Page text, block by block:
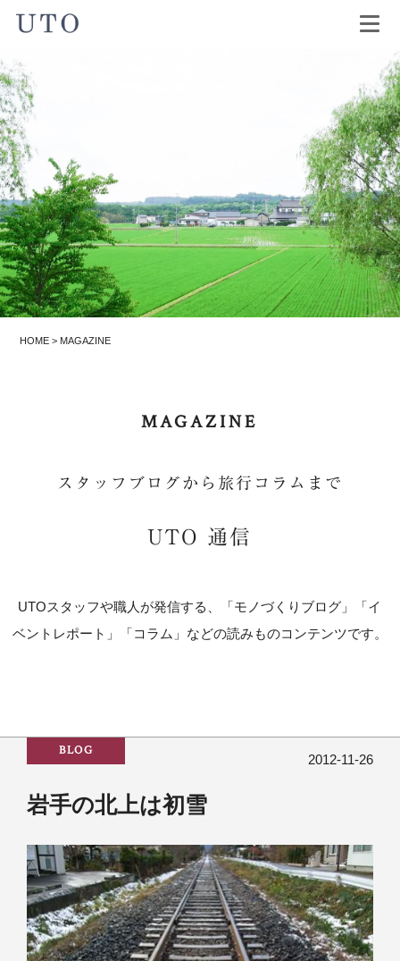
HOME > MAGAZINE
MAGAZINE
スタッフブログから旅行コラムまで
UTO 通信
UTOスタッフや職人が発信する、「モノづくりブログ」「イ
ベントレポート」「コラム」などの読みものコンテンツです。
BLOG
2012-11-26
岩手の北上は初雪